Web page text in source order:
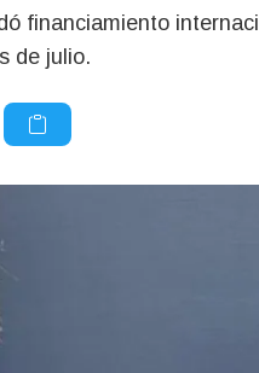
financiamiento
de julio.